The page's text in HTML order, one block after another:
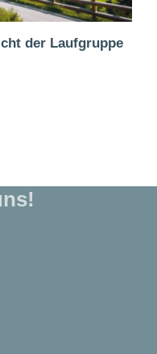
der Laufgruppe